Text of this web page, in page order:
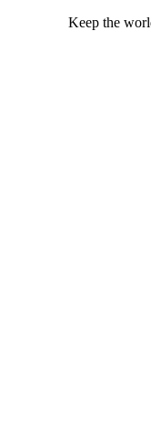
Keep the